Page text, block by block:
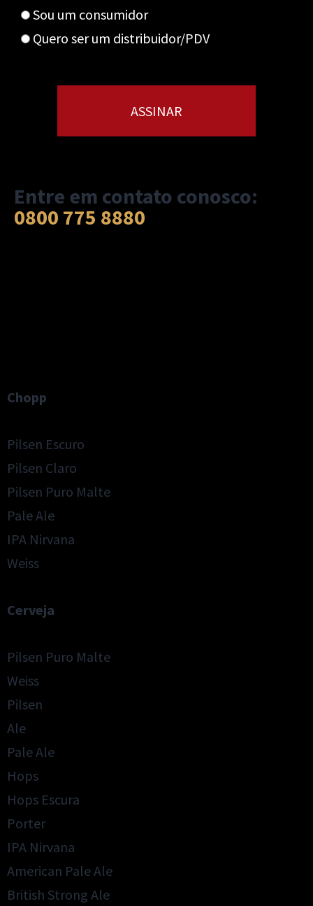
Sou um consumidor
Quero ser um distribuidor/PDV
Entre em contato conosco:
0800 775 8880
Chopp
Pilsen Escuro
Pilsen Claro
Pilsen Puro Malte
Pale Ale
IPA Nirvana
Weiss
Cerveja
Pilsen Puro Malte
Weiss
Pilsen
Ale
Pale Ale
Hops
Hops Escura
Porter
IPA Nirvana
American Pale Ale
British Strong Ale